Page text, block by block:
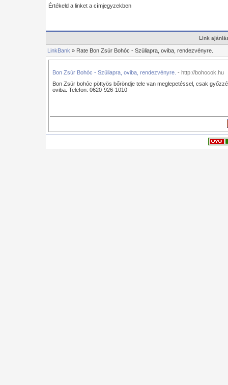
Értékeld a linket a címjegyzekben
Link
LinkBank » Rate Bon Zsúr Bohóc - Szüliapra, oviba, rendezvényre.
Bon Zsúr Bohóc - Szüliapra, oviba, rendezvényre. - http://bohocok.hu
Bon Zsúr bohóc pöttyös bőröndje tele van meglepetéssel, csak
oviba. Telefon: 0620-926-1010